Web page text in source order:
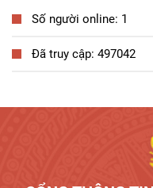
Số người online: 1
Đã truy cập: 497042